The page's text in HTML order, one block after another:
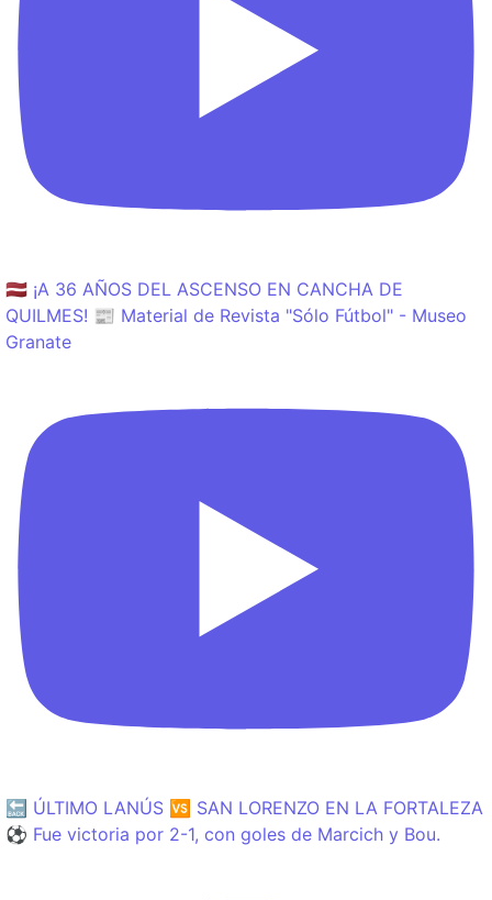
🇱🇻 ¡A 36 AÑOS DEL ASCENSO EN CANCHA DE
QUILMES! 📰 Material de Revista "Sólo Fútbol" - Museo
Granate
🔙 ÚLTIMO LANÚS 🆚 SAN LORENZO EN LA FORTALEZA
⚽️ Fue victoria por 2-1, con goles de Marcich y Bou.